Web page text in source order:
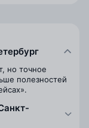
но точное
полезностей